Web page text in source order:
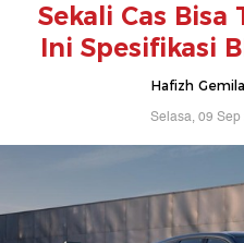
Sekali Cas Bisa
Ini Spesifikasi
Hafizh
Selasa, 09